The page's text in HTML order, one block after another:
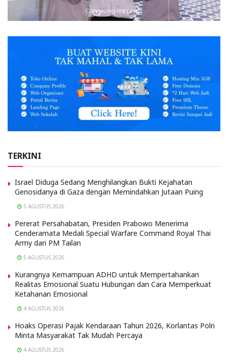
TERKINI
Israel Diduga Sedang Menghilangkan Bukti Kejahatan
Genosidanya di Gaza dengan Memindahkan Jutaan Puing
5 AGUSTUS 2026
Pererat Persahabatan, Presiden Prabowo Menerima
Cenderamata Medali Special Warfare Command Royal Thai
Army dari PM Tailan
5 AGUSTUS 2026
Kurangnya Kemampuan ADHD untuk Mempertahankan
Realitas Emosional Suatu Hubungan dan Cara Memperkuat
Ketahanan Emosional
4 AGUSTUS 2026
Hoaks Operasi Pajak Kendaraan Tahun 2026, Korlantas Polri
Minta Masyarakat Tak Mudah Percaya
4 AGUSTUS 2026